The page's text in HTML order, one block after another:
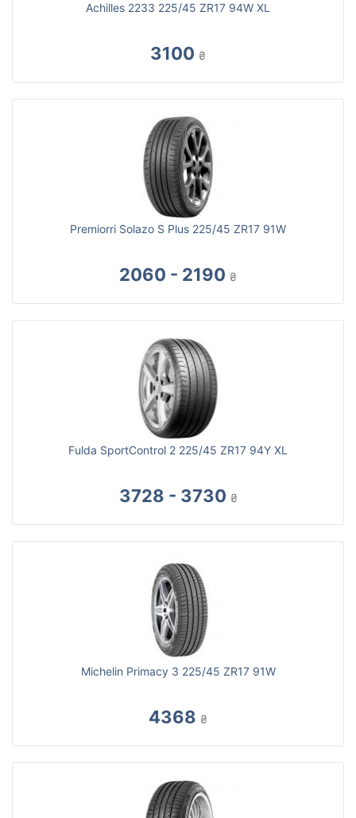
Achilles 2233 225/45 ZR17 94W XL
3100 ₴
Premiorri Solazo S Plus 225/45 ZR17 91W
2060 - 2190 ₴
Fulda SportControl 2 225/45 ZR17 94Y XL
3728 - 3730 ₴
Michelin Primacy 3 225/45 ZR17 91W
4368 ₴